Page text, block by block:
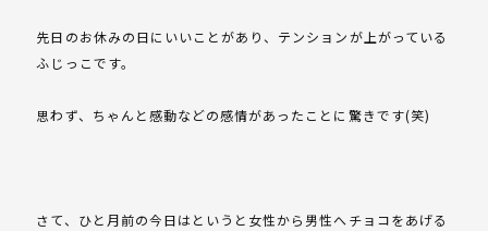
先日のお休みの日にいいことがあり、テンションが上がっている
ふじっこです。
思わず、ちゃんと感動などの感情があったことに驚きです(笑)
さて、ひと月前の今日はというと女性から男性へチョコをあげる